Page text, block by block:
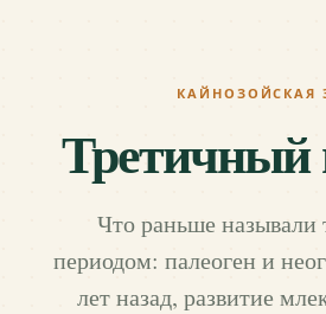
КАЙНОЗОЙСКАЯ
Третичный
Что раньше называли
периодом: палеоген и
лет назад, развитие